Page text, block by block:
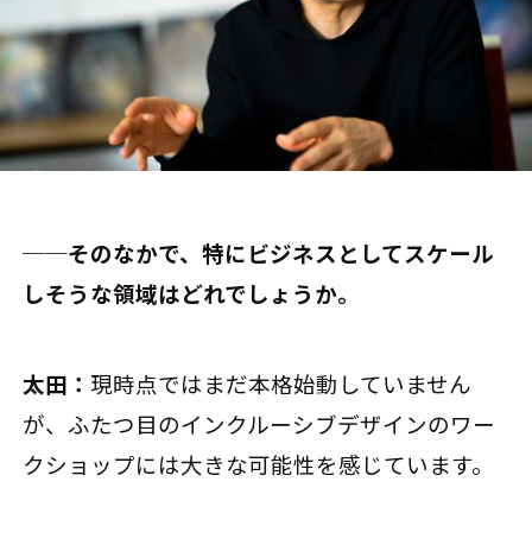
──そのなかで、特にビジネスとしてスケール
しそうな領域はどれでしょうか。
太田：現時点ではまだ本格始動していません
が、ふたつ目のインクルーシブデザインのワー
クショップには大きな可能性を感じています。